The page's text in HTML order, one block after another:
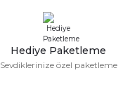
Hediye Paketleme
Sevdiklerinize özel paketleme